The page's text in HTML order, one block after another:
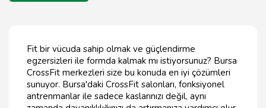
Fit bir vücuda sahip olmak ve güçlendirme
egzersizleri ile formda kalmak mı istiyorsunuz? Bursa
CrossFit merkezleri size bu konuda en iyi çözümleri
sunuyor. Bursa'daki CrossFit salonları, fonksiyonel
antrenmanlar ile sadece kaslarınızı değil, aynı